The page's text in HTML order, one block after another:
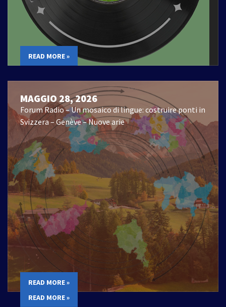
READ MORE »
MAGGIO 28, 2026
Forum Radio – Un mosaico di lingue: costruire ponti in
Svizzera – Genève – Nuove arie
READ MORE »
READ MORE »